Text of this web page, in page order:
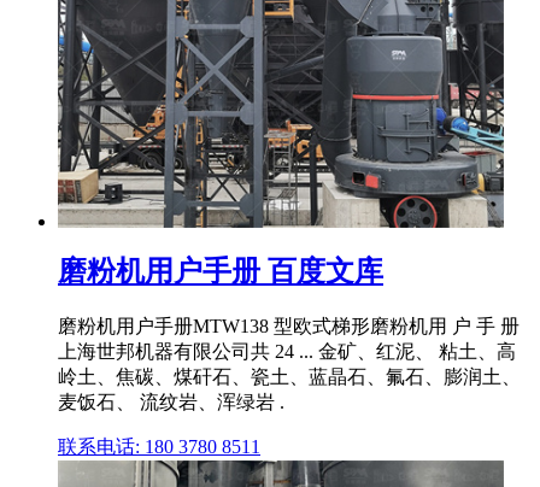
磨粉机用户手册 百度文库
磨粉机用户手册MTW138 型欧式梯形磨粉机用 户 手 册
上海世邦机器有限公司共 24 ... 金矿、红泥、 粘土、高
岭土、焦碳、煤矸石、瓷土、蓝晶石、氟石、膨润土、
麦饭石、 流纹岩、浑绿岩 .
联系电话: 180 3780 8511